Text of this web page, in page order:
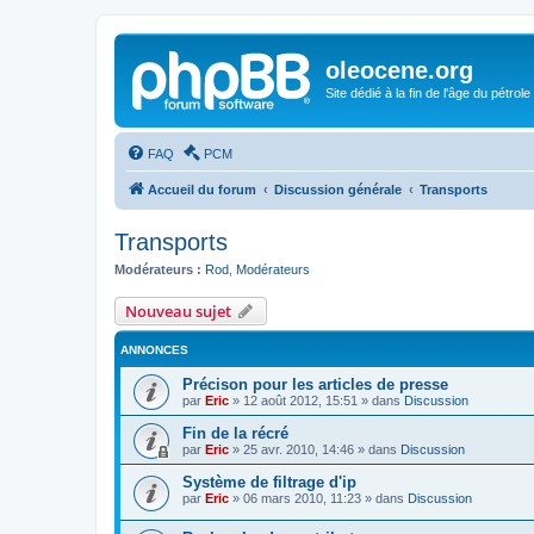
oleocene.org
Site dédié à la fin de l'âge du pétrole
FAQ PCM
Accueil du forum Discussion générale Transports
Transports
Modérateurs : Rod Modérateurs
Nouveau sujet
ANNONCES
Précison pour les articles de presse
par Eric » 12 août 2012, 15:51 » dans Discussion
Fin de la récré
par Eric » 25 avr. 2010, 14:46 » dans Discussion
Système de filtrage d'ip
par Eric » 06 mars 2010, 11:23 » dans Discussion